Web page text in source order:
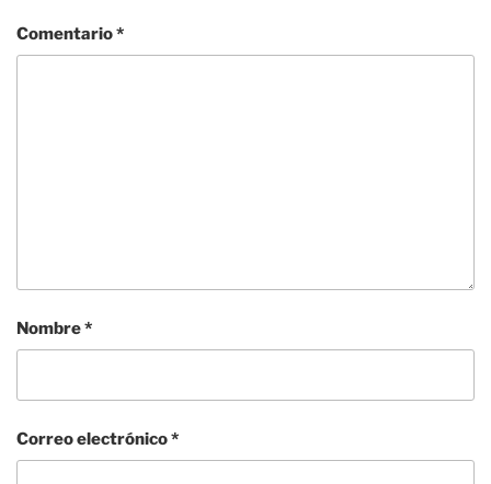
Comentario*
Nombre*
Correo electrónico*